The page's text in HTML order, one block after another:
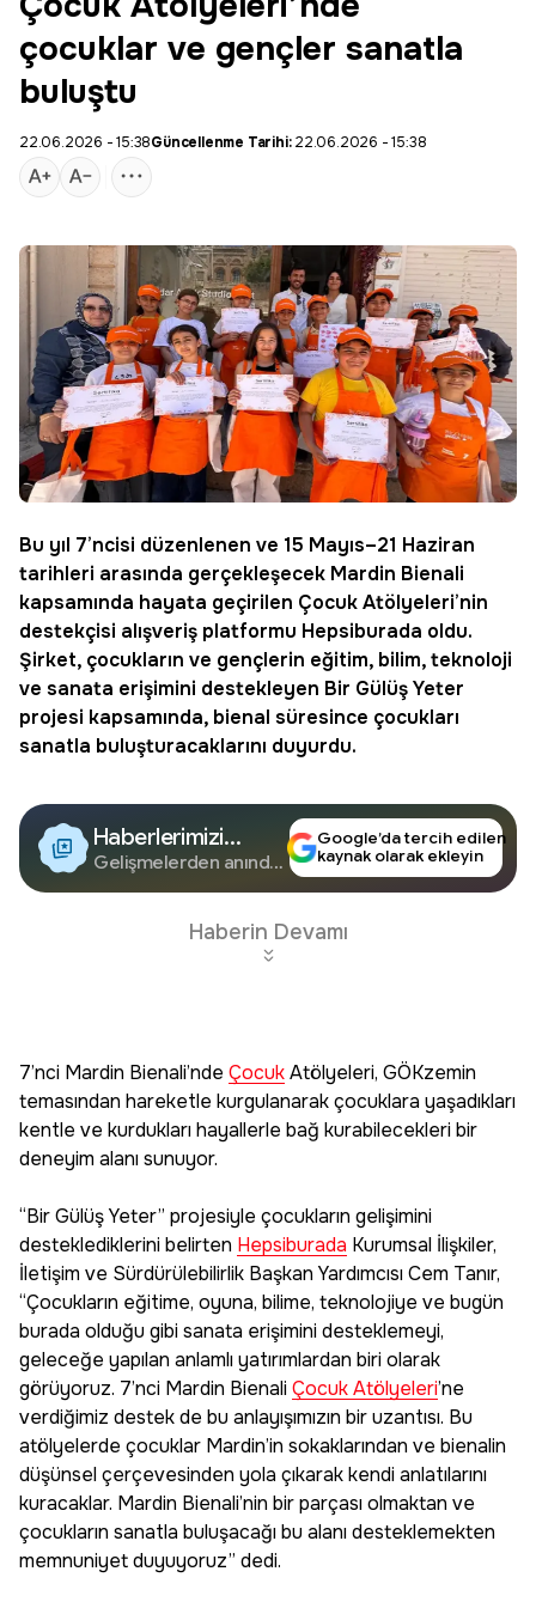
çocuklar ve gençler sanatla
buluştu
22.06.2026 - 15:38Güncellenme Tarihi:22.06.2026 - 15:38
Bu yıl 7’ncisi düzenlenen ve 15 Mayıs–21 Haziran
tarihleri arasında gerçekleşecek Mardin Bienali
kapsamında hayata geçirilen Çocuk Atölyeleri’nin
destekçisi alışveriş platformu Hepsiburada oldu.
Şirket, çocukların ve gençlerin eğitim, bilim, teknoloji
ve sanata erişimini destekleyen Bir Gülüş Yeter
projesi kapsamında, bienal süresince çocukları
sanatla buluşturacaklarını duyurdu.
Haberlerimizi
Google'da Takip
Edin
Gelişmelerden anında
Google’da tercih edilen
kaynak olarak ekleyin
Haberin Devamı
7’nci Mardin Bienali’nde ÇocukAtölyeleri, GÖKzemin
temasından hareketle kurgulanarak çocuklara yaşadıkları
kentle ve kurdukları hayallerle bağ kurabilecekleri bir
deneyim alanı sunuyor.
“Bir Gülüş Yeter” projesiyle çocukların gelişimini
desteklediklerini belirten Hepsiburada Kurumsal İlişkiler,
İletişim ve Sürdürülebilirlik Başkan Yardımcısı Cem Tanır,
“Çocukların eğitime, oyuna, bilime, teknolojiye ve bugün
burada olduğu gibi sanata erişimini desteklemeyi,
geleceğe yapılan anlamlı yatırımlardan biri olarak
görüyoruz. 7’nci Mardin BienaliÇocuk Atölyeleri’ne
verdiğimiz destek de bu anlayışımızın bir uzantısı. Bu
atölyelerde çocuklar Mardin’in sokaklarından ve bienalin
düşünsel çerçevesinden yola çıkarak kendi anlatılarını
kuracaklar. Mardin Bienali’nin bir parçası olmaktan ve
çocukların sanatla buluşacağı bu alanı desteklemekten
memnuniyet duyuyoruz” dedi.